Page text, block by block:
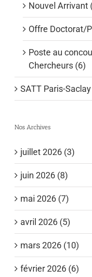
Nouvel Arrivant
Offre Doctorat/
Poste au
Chercheurs (6)
SATT Paris-
Nos Archives
juillet 2026 (3)
juin 2026 (8)
mai 2026 (7)
avril 2026 (5)
mars 2026 (10)
février 2026 (6)